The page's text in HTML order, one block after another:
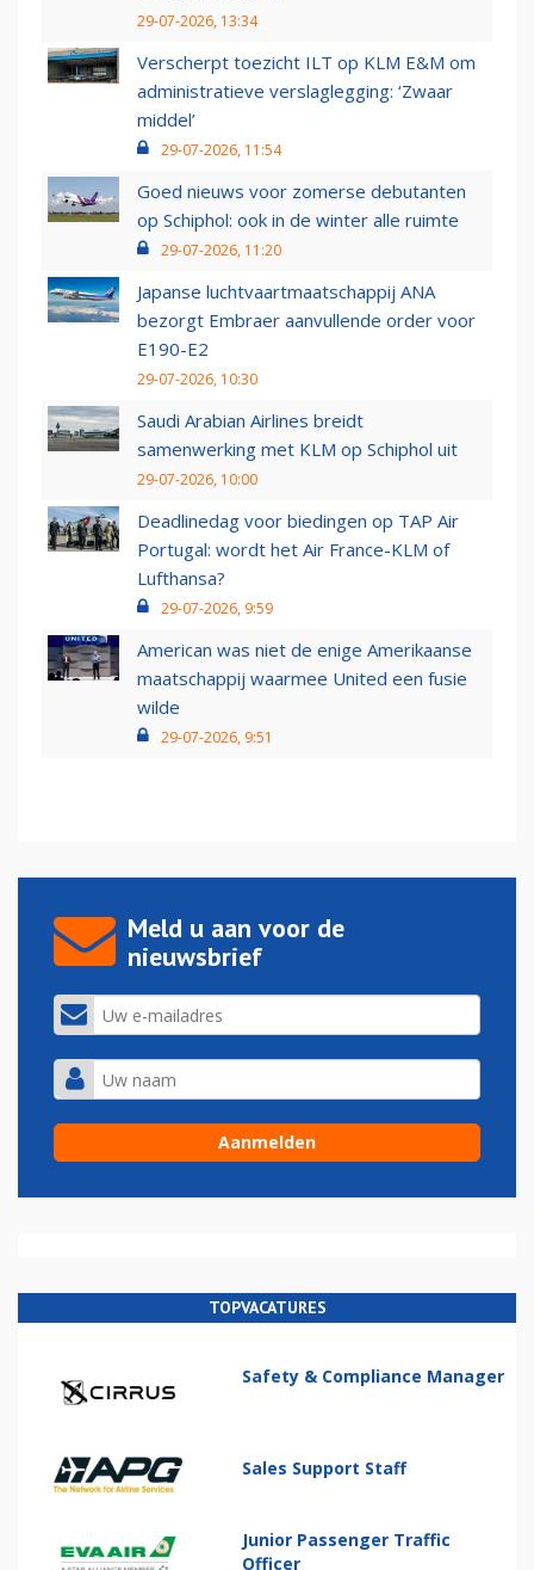
29-07-2026, 13:34
Verscherpt toezicht ILT op KLM E&M om
administratieve verslaglegging: ‘Zwaar
middel’
29-07-2026, 11:54
Goed nieuws voor zomerse debutanten
op Schiphol: ook in de winter alle ruimte
29-07-2026, 11:20
Japanse luchtvaartmaatschappij ANA
bezorgt Embraer aanvullende order voor
E190-E2
29-07-2026, 10:30
Saudi Arabian Airlines breidt
samenwerking met KLM op Schiphol uit
29-07-2026, 10:00
Deadlinedag voor biedingen op TAP Air
Portugal: wordt het Air France-KLM of
Lufthansa?
29-07-2026, 9:59
American was niet de enige Amerikaanse
maatschappij waarmee United een fusie
wilde
29-07-2026, 9:51
Meld u aan voor de
nieuwsbrief
TOPVACATURES
Safety & Compliance Manager
Sales Support Staff
Junior Passenger Traffic
Officer